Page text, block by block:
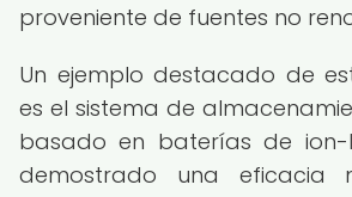
proveniente de fuentes no
Un ejemplo destacado de
es el sistema de
basado en baterías de ion-
demostrado una eficacia